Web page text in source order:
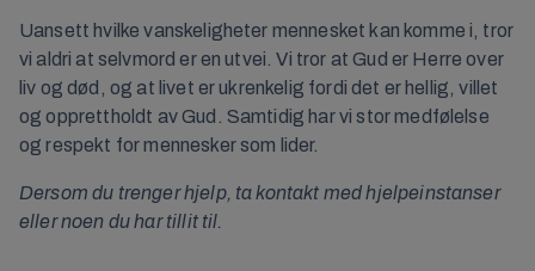
Uansett hvilke vanskeligheter mennesket kan komme i, tror
vi aldri at selvmord er en utvei. Vi tror at Gud er Herre over
liv og død, og at livet er ukrenkelig fordi det er hellig, villet
og opprettholdt av Gud. Samtidig har vi stor medfølelse
og respekt for mennesker som lider.
Dersom du trenger hjelp, ta kontakt med hjelpeinstanser
eller noen du har tillit til.